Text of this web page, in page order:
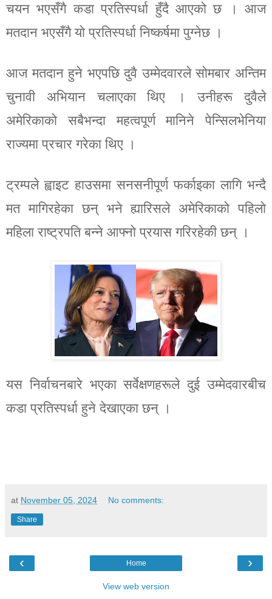
चयन भएसँगै कडा प्रतिस्पर्धा हुँदै आएको छ । आज
मतदान भएसँगै यो प्रतिस्पर्धा निष्कर्षमा पुग्नेछ ।
आज मतदान हुने भएपछि दुवै उम्मेदवारले सोमबार अन्तिम
चुनावी अभियान चलाएका थिए । उनीहरू दुवैले
अमेरिकाको सबैभन्दा महत्वपूर्ण मानिने पेन्सिलभेनिया
राज्यमा प्रचार गरेका थिए ।
ट्रम्पले ह्वाइट हाउसमा सनसनीपूर्ण फर्काइका लागि भन्दै
मत मागिरहेका छन् भने ह्यारिसले अमेरिकाको पहिलो
महिला राष्ट्रपति बन्ने आफ्नो प्रयास गरिरहेकी छन् ।
यस निर्वाचनबारे भएका सर्वेक्षणहरूले दुई उम्मेदवारबीच
कडा प्रतिस्पर्धा हुने देखाएका छन् ।
at November 05, 2024 No comments:
Share
‹ ›
Home
View web version